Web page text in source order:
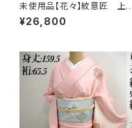
未使用品【花々】紋意匠 上
品 訪問着 正絹 袷s666
¥26,800